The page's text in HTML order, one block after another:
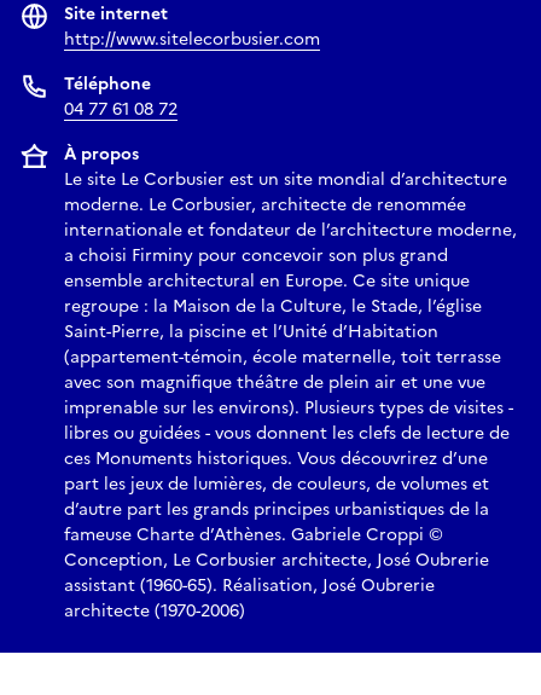
Site internet
http://www.sitelecorbusier.com
Téléphone
04 77 61 08 72
À propos
Le site Le Corbusier est un site mondial d’architecture
moderne. Le Corbusier, architecte de renommée
internationale et fondateur de l’architecture moderne,
a choisi Firminy pour concevoir son plus grand
ensemble architectural en Europe. Ce site unique
regroupe : la Maison de la Culture, le Stade, l’église
Saint-Pierre, la piscine et l’Unité d’Habitation
(appartement-témoin, école maternelle, toit terrasse
avec son magnifique théâtre de plein air et une vue
imprenable sur les environs). Plusieurs types de visites -
libres ou guidées - vous donnent les clefs de lecture de
ces Monuments historiques. Vous découvrirez d’une
part les jeux de lumières, de couleurs, de volumes et
d’autre part les grands principes urbanistiques de la
fameuse Charte d’Athènes. Gabriele Croppi ©
Conception, Le Corbusier architecte, José Oubrerie
assistant (1960-65). Réalisation, José Oubrerie
architecte (1970-2006)